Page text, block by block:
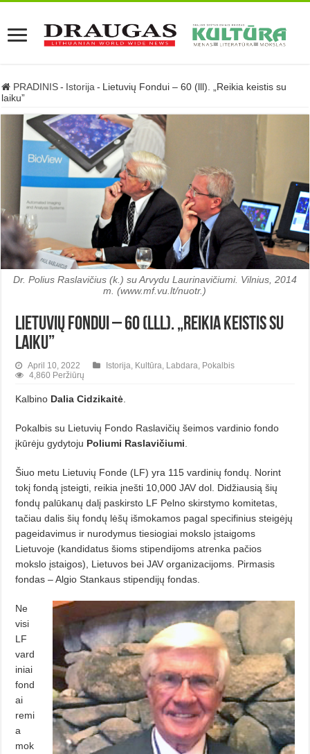
PRADINIS - Istorija - Lietuvių Fondui –­ 60 (lll). „Reikia keistis su
laiku”
Dr. Polius Raslavičius (k.) su Arvydu Laurinavičiumi. Vilnius, 2014
m. (www.mf.vu.lt/nuotr.)
Lietuvių Fondui –­ 60 (lll). „Reikia keistis su
laiku”
April 10, 2022 Istorija Kultūra Labdara Pokalbis
4,860 Peržiūrų
Kalbino Dalia Cidzikaitė
Pokalbis su Lietuvių Fondo Ras­la­vičių šeimos vardinio fondo
įkūrėju gydytoju Poliumi Raslavičiumi
Šiuo metu Lietuvių Fonde (LF) yra 115 vardinių fondų. Norint
tokį fondą įsteigti, reikia įnešti 10,000 JAV dol. Didžiausią šių
fondų palūkanų da­lį paskirsto LF Pelno skirstymo komitetas,
tačiau dalis šių fondų lėšų išmokamos pagal specifinius steigėjų
pageidavimus ir nurodymus tiesiogiai mokslo įstaigoms
Lietuvoje (kandidatus šioms stipendijoms atrenka pačios
mokslo įstaigos), Lietuvos bei JAV organizacijoms. Pirmasis
fondas – Algio Stankaus stipendijų fondas.
Ne
visi
LF
vard
iniai
fond
ai
remi
a
mok